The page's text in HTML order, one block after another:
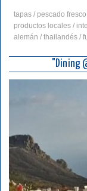
tapas / pescado
productos locales /
alemán / thailandés /
"Dining